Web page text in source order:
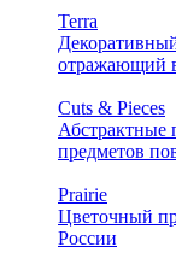
Terra
отражающий
Cuts & Pieces
Абстрактные
предметов
Prairie
Цветочный
России